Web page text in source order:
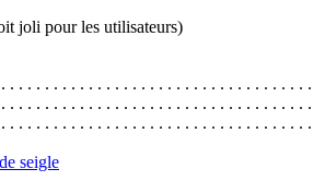
joli pour les utilisateurs)
. . . . . . . . . . . . . . . . . . . . . . . . . . . . . . . . . . .
. . . . . . . . . . . . . . . . . . . . . . . . . . . . . . . . . . .
. . . . . . . . . . . . . . . . . . . . . . . . . . . . . . . . . . .
seigle